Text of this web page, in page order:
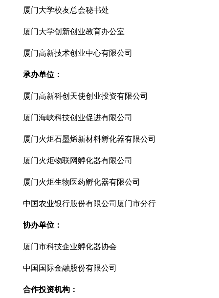
厦门大学校友总会秘书处
厦门大学创新创业教育办公室
厦门高新技术创业中心有限公司
承办单位：
厦门高新科创天使创业投资有限公司
厦门海峡科技创业促进有限公司
厦门火炬石墨烯新材料孵化器有限公司
厦门火炬物联网孵化器有限公司
厦门火炬生物医药孵化器有限公司
中国农业银行股份有限公司厦门市分行
协办单位：
厦门市科技企业孵化器协会
中国国际金融股份有限公司
合作投资机构：